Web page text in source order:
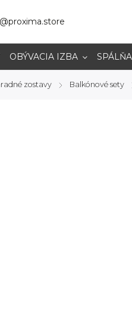
OBÝVACIA IZBA SPÁLŇA
zostavy / Balkónové sety /